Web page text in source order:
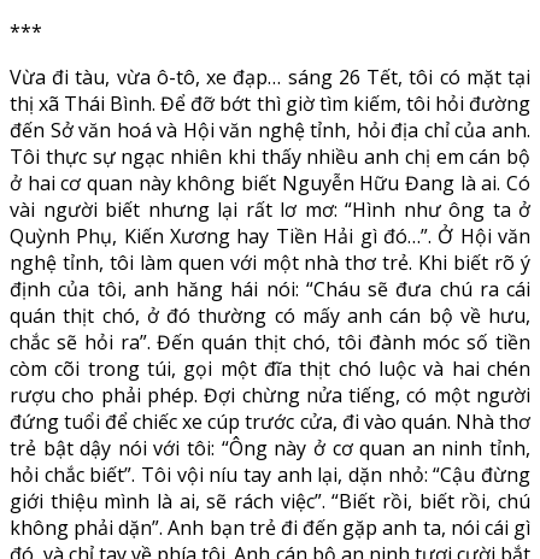
***
Vừa đi tàu, vừa ô-tô, xe đạp… sáng 26 Tết, tôi có mặt tại
thị xã Thái Bình. Để đỡ bớt thì giờ tìm kiếm, tôi hỏi đường
đến Sở văn hoá và Hội văn nghệ tỉnh, hỏi địa chỉ của anh.
Tôi thực sự ngạc nhiên khi thấy nhiều anh chị em cán bộ
ở hai cơ quan này không biết Nguyễn Hữu Đang là ai. Có
vài người biết nhưng lại rất lơ mơ: “Hình như ông ta ở
Quỳnh Phụ, Kiến Xương hay Tiền Hải gì đó…”. Ở Hội văn
nghệ tỉnh, tôi làm quen với một nhà thơ trẻ. Khi biết rõ ý
định của tôi, anh hăng hái nói: “Cháu sẽ đưa chú ra cái
quán thịt chó, ở đó thường có mấy anh cán bộ về hưu,
chắc sẽ hỏi ra”. Đến quán thịt chó, tôi đành móc số tiền
còm cõi trong túi, gọi một đĩa thịt chó luộc và hai chén
rượu cho phải phép. Đợi chừng nửa tiếng, có một người
đứng tuổi để chiếc xe cúp trước cửa, đi vào quán. Nhà thơ
trẻ bật dậy nói với tôi: “Ông này ở cơ quan an ninh tỉnh,
hỏi chắc biết”. Tôi vội níu tay anh lại, dặn nhỏ: “Cậu đừng
giới thiệu mình là ai, sẽ rách việc”. “Biết rồi, biết rồi, chú
không phải dặn”. Anh bạn trẻ đi đến gặp anh ta, nói cái gì